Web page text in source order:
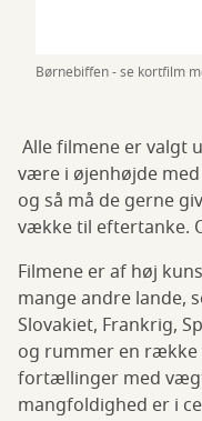
Børnebiffen - se kortfilm
Alle filmene er valgt
være i øjenhøjde
og så må de gerne
vække til eftertanke.
Filmene er af høj
mange andre lande,
Slovakiet, Frankrig,
og rummer en
fortællinger med
mangfoldighed er i